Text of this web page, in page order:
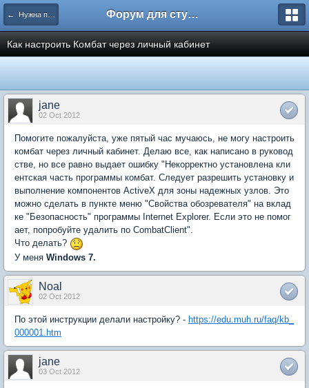
← Нужна помощь Форум для студента СГА
Как настроить Комбат через личный кабинет
jane
02 Oct 2012
Помогите пожалуйста, уже пятый час мучаюсь, не могу настроить
комбат через личный кабинет. Делаю все, как написано в руковод
стве, но все равно выдает ошибку "Некорректно установлена кли
ентская часть программы комбат. Следует разрешить установку и
выполнение компонентов ActiveX для зоны надежных узлов. Это
можно сделать в пункте меню "Свойства обозревателя" на вклад
ке "Безопасность" программы Internet Explorer. Если это не помог
ает, попробуйте удалить по CombatClient".
Что делать?
У меня Windows 7.
Noal
02 Oct 2012
По этой инструкции делали настройку? - https://edu.muh.ru/faq/kb_
000001.htm
jane
03 Oct 2012